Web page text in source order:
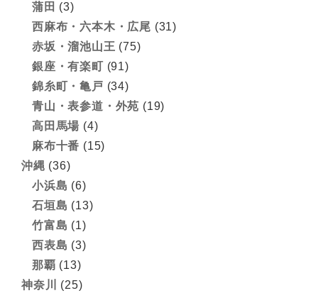
蒲田 (3)
西麻布・六本木・広尾 (31)
赤坂・溜池山王 (75)
銀座・有楽町 (91)
錦糸町・亀戸 (34)
青山・表参道・外苑 (19)
高田馬場 (4)
麻布十番 (15)
沖縄 (36)
小浜島 (6)
石垣島 (13)
竹富島 (1)
西表島 (3)
那覇 (13)
神奈川
(25)